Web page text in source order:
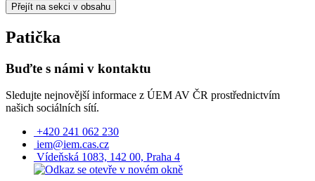
Přejít na sekci v obsahu
Patička
Buďte s námi v kontaktu
Sledujte nejnovější informace z ÚEM AV ČR prostřednictvím
našich sociálních sítí.
+420 241 062 230
iem@iem.cas.cz
Vídeňská 1083, 142 00, Praha 4